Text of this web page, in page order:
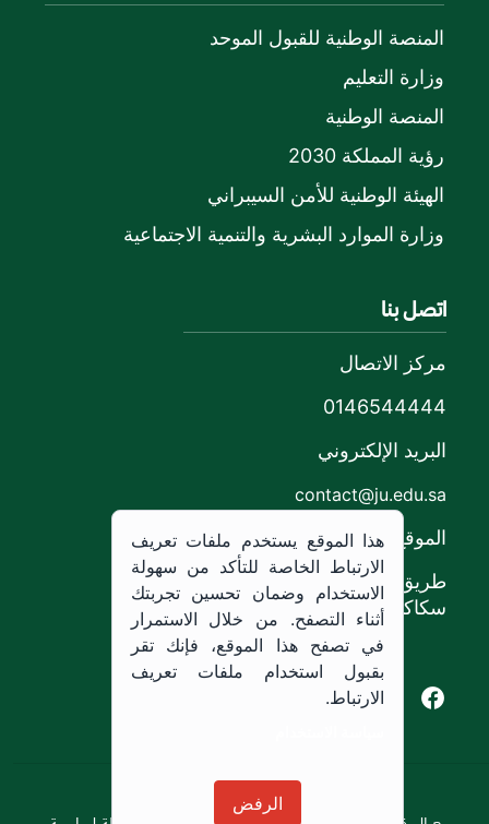
المنصة الوطنية للقبول الموحد
وزارة التعليم
المنصة الوطنية
رؤية المملكة 2030
الهيئة الوطنية للأمن السيبراني
وزارة الموارد البشرية والتنمية الاجتماعية
اتصل بنا
مركز الاتصال
0146544444
البريد الإلكتروني
contact@ju.edu.sa
الموقع
طريق الملك خالد،
سكاكا, المملكة العربية السعودية.
Facebook of Jouf University
X of Jouf University
سياسة الاستخدام
هذا الموقع يستخدم ملفات تعريف
الارتباط الخاصة للتأكد من سهولة
الاستخدام وضمان تحسين تجربتك
أثناء التصفح. من خلال الاستمرار
في تصفح هذا الموقع، فإنك تقر
بقبول استخدام ملفات تعريف
الارتباط.
الرفض